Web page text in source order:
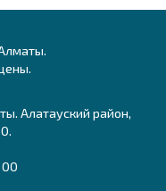
Алатауский район,
00